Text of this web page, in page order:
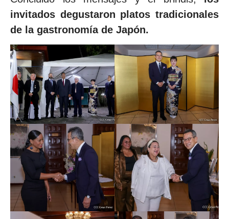
invitados degustaron platos tradicionales
de la gastronomía de Japón.